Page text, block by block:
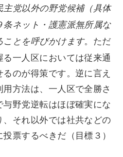
主党以外の野党候補（具体
条ネット・護憲派無所属な
ことを呼びかけます。ただ
一人区においては従来通
のが得策です。逆に言え
方法は、一人区で全勝さ
野党逆転はほぼ確実にな
それ以外では社共などの
票するべきだ（目標３）